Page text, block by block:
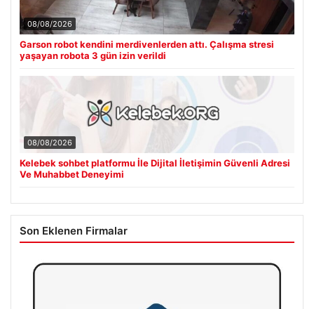
08/08/2026
Garson robot kendini merdivenlerden attı. Çalışma stresi
yaşayan robota 3 gün izin verildi
08/08/2026
Kelebek sohbet platformu İle Dijital İletişimin Güvenli Adresi
Ve Muhabbet Deneyimi
Son Eklenen Firmalar